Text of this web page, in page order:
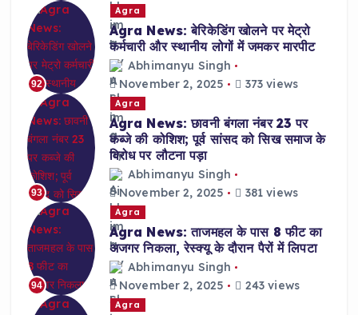
92
Agra
Agra News: बेरिकेडिंग खोलने पर मेट्रो
कर्मचारी और स्थानीय लोगों में जमकर मारपीट
Abhimanyu Singh
November 2, 2025
373 views
93
Agra
Agra News: छावनी बंगला नंबर 23 पर
कब्जे की कोशिश; पूर्व सांसद को सिख समाज के
विरोध पर लौटना पड़ा
Abhimanyu Singh
November 2, 2025
381 views
94
Agra
Agra News: ताजमहल के पास 8 फीट का
अजगर निकला, रेस्क्यू के दौरान पैरों में लिपटा
Abhimanyu Singh
November 2, 2025
243 views
Agra